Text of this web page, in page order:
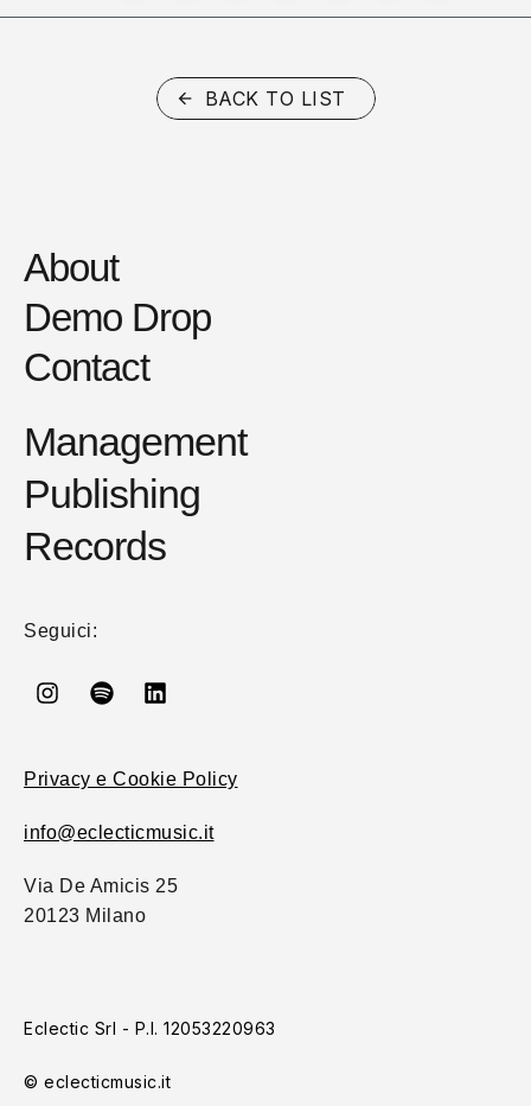
BACK TO LIST
About
Demo Drop
Contact
Management
Publishing
Records
Seguici:
Privacy e Cookie Policy
info@eclecticmusic.it
Via De Amicis 25
20123 Milano
Eclectic Srl - P.I. 12053220963
© eclecticmusic.it